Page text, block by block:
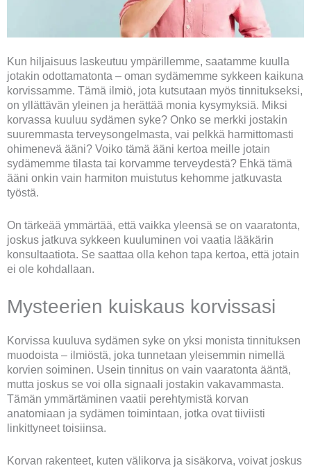
Kun hiljaisuus laskeutuu ympärillemme, saatamme kuulla
jotakin odottamatonta – oman sydämemme sykkeen kaikuna
korvissamme. Tämä ilmiö, jota kutsutaan myös tinnitukseksi,
on yllättävän yleinen ja herättää monia kysymyksiä. Miksi
korvassa kuuluu sydämen syke? Onko se merkki jostakin
suuremmasta terveysongelmasta, vai pelkkä harmittomasti
ohimenevä ääni? Voiko tämä ääni kertoa meille jotain
sydämemme tilasta tai korvamme terveydestä? Ehkä tämä
ääni onkin vain harmiton muistutus kehomme jatkuvasta
työstä.
On tärkeää ymmärtää, että vaikka yleensä se on vaaratonta,
joskus jatkuva sykkeen kuuluminen voi vaatia lääkärin
konsultaatiota. Se saattaa olla kehon tapa kertoa, että jotain
ei ole kohdallaan.
Mysteerien kuiskaus korvissasi
Korvissa kuuluva sydämen syke on yksi monista tinnituksen
muodoista – ilmiöstä, joka tunnetaan yleisemmin nimellä
korvien soiminen. Usein tinnitus on vain vaaratonta ääntä,
mutta joskus se voi olla signaali jostakin vakavammasta.
Tämän ymmärtäminen vaatii perehtymistä korvan
anatomiaan ja sydämen toimintaan, jotka ovat tiiviisti
linkittyneet toisiinsa.
Korvan rakenteet, kuten välikorva ja sisäkorva, voivat joskus